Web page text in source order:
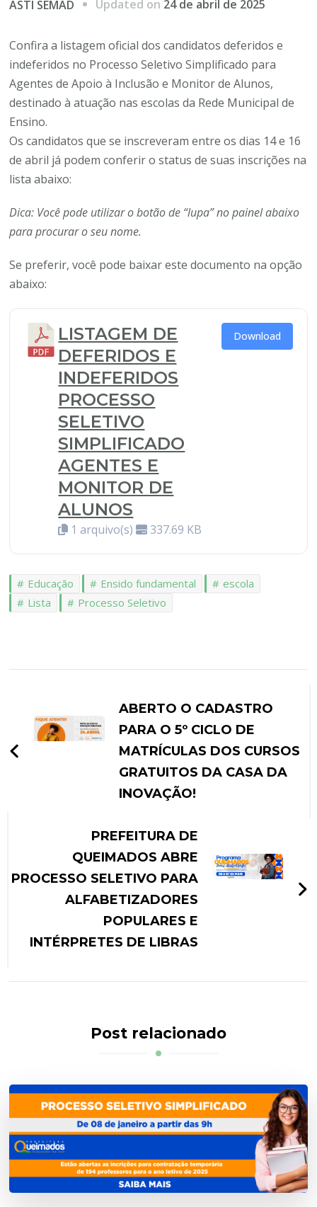
ASTI SEMAD Updated on 24 de abril de 2025
Confira a listagem oficial dos candidatos deferidos e
indeferidos no Processo Seletivo Simplificado para
Agentes de Apoio à Inclusão e Monitor de Alunos,
destinado à atuação nas escolas da Rede Municipal de
Ensino.
Os candidatos que se inscreveram entre os dias 14 e 16
de abril já podem conferir o status de suas inscrições na
lista abaixo:
Dica: Você pode utilizar o botão de “lupa” no painel abaixo
para procurar o seu nome.
Se preferir, você pode baixar este documento na opção
abaixo:
LISTAGEM DE
DEFERIDOS E
INDEFERIDOS
PROCESSO
SELETIVO
SIMPLIFICADO
AGENTES E
MONITOR DE
ALUNOS
1 arquivo(s) 337.69 KB
Download
Educação Ensido fundamental
escola
Lista
Processo Seletivo
ABERTO O CADASTRO
PARA O 5º CICLO DE
MATRÍCULAS DOS CURSOS
GRATUITOS DA CASA DA
INOVAÇÃO!
PREFEITURA DE
QUEIMADOS ABRE
PROCESSO SELETIVO PARA
ALFABETIZADORES
POPULARES E
INTÉRPRETES DE LIBRAS
Post relacionado